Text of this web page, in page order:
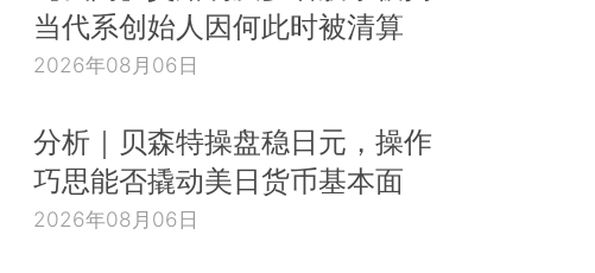
当代系创始人因何此时被清算
2026年08月06日
分析｜贝森特操盘稳日元，操作
巧思能否撬动美日货币基本面
2026年08月06日